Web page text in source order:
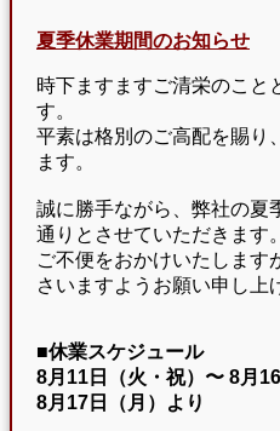
夏季休業期間のお知らせ
時下ますますご清栄のこと
す。
平素は格別のご高配を賜り
ます。
誠に勝手ながら、弊社の夏
通りとさせていただきます。
ご不便をおかけいたします
さいますようお願い申し上
■休業スケジュール
8月11日（火・祝）〜 8月
8月17日（月）より